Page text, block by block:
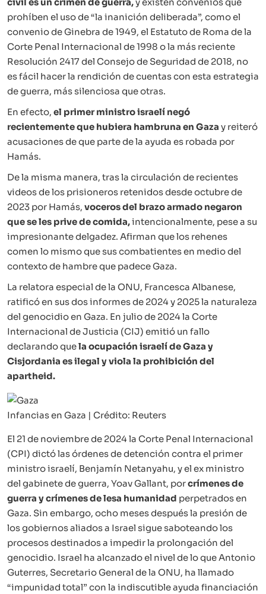
prohíben el uso de “la inanición deliberada”, como el
convenio de Ginebra de 1949, el Estatuto de Roma de la
Corte Penal Internacional de 1998 o la más reciente
Resolución 2417 del Consejo de Seguridad de 2018, no
es fácil hacer la rendición de cuentas con esta estrategia
de guerra, más silenciosa que otras.
En efecto, el primer ministro israelí negó
recientemente que hubiera hambruna en Gaza y reiteró
acusaciones de que parte de la ayuda es robada por
Hamás.
De la misma manera, tras la circulación de recientes
videos de los prisioneros retenidos desde octubre de
2023 por Hamás, voceros del brazo armado negaron
que se les prive de comida,intencionalmente, pese a su
impresionante delgadez. Afirman que los rehenes
comen lo mismo que sus combatientes en medio del
contexto de hambre que padece Gaza.
La relatora especial de la ONU, Francesca Albanese,
ratificó en sus dos informes de 2024 y 2025 la naturaleza
del genocidio en Gaza. En julio de 2024 la Corte
Internacional de Justicia (CIJ) emitió un fallo
declarando quela ocupación israelí de Gaza y
Cisjordania es ilegal y viola la prohibición del
apartheid.
Infancias en Gaza | Crédito: Reuters
El 21 de noviembre de 2024 la Corte Penal Internacional
(CPI) dictó las órdenes de detención contra el primer
ministro israelí, Benjamín Netanyahu, y el ex ministro
del gabinete de guerra, Yoav Gallant, porcrímenes de
guerra y crímenes de lesa humanidad perpetrados en
Gaza. Sin embargo, ocho meses después la presión de
los gobiernos aliados a Israel sigue saboteando los
procesos destinados a impedir la prolongación del
genocidio. Israel ha alcanzado el nivel de lo que Antonio
Guterres, Secretario General de la ONU, ha llamado
“impunidad total” con la indiscutible ayuda financiación